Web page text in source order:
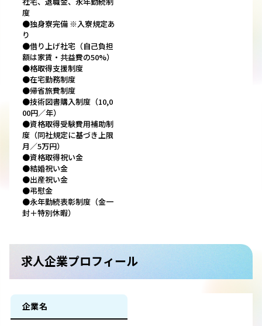
度
●独身寮完備 ※入寮規定あ
り
●借り上げ社宅（自己負担
額は家賃・共益費の50%）
●格取得支援制度
●在宅勤務制度
●帰省旅費制度
●技術図書購入制度（10,0
00円／年）
●資格取得受験費用補助制
度（同社規定に基づき上限
月／5万円）
●資格取得祝い金
●結婚祝い金
●出産祝い金
●弔慰金
●永年勤続表彰制度（金一
封＋特別休暇）
求人企業プロフィール
企業名